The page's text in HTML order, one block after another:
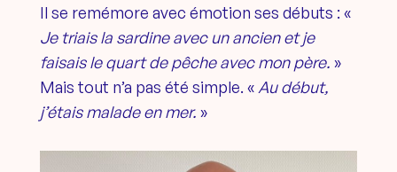
Il se remémore avec émotion ses débuts : «
Je triais la sardine avec un ancien et je
faisais le quart de pêche avec mon père. »
Mais tout n’a pas été simple. « Au début,
j’étais malade en mer. »